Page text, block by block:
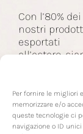
Per fornire le migliori
memorizzare e/o
queste tecnologie ci
navigazione o ID
Con l’80% dei
nostri
esportati
all’estero,
settore
livello